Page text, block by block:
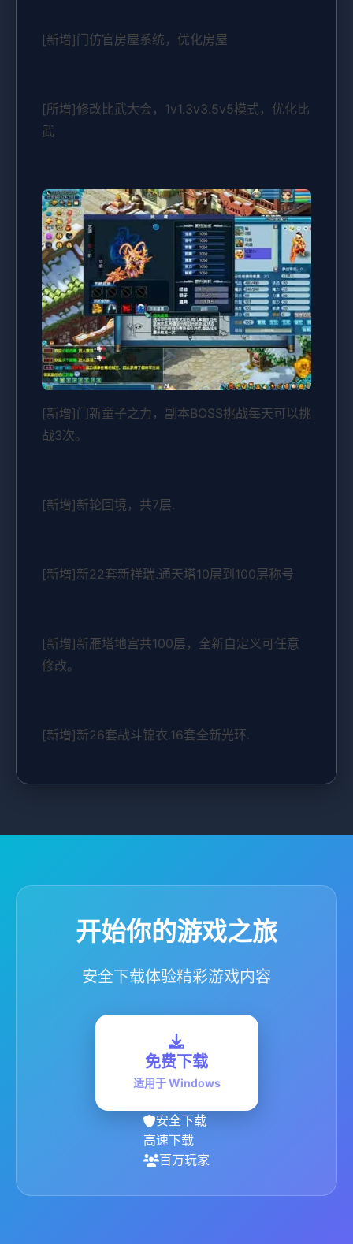
[新增]门仿官房屋系统，优化房屋
[所增]修改比武大会，1v1.3v3.5v5模式，优化比
武
[新增]门新童子之力，副本BOSS挑战每天可以挑
战3次。
[新增]新轮回境，共7层.
[新増]新22套新祥瑞.通天塔10层到100层称号
[新增]新雁塔地宫共100层，全新自定义可任意
修改。
[新增]新26套战斗锦衣.16套全新光环.
开始你的游戏之旅
安全下载体验精彩游戏内容
免费下载
适用于 Windows
安全下载
高速下载
百万玩家